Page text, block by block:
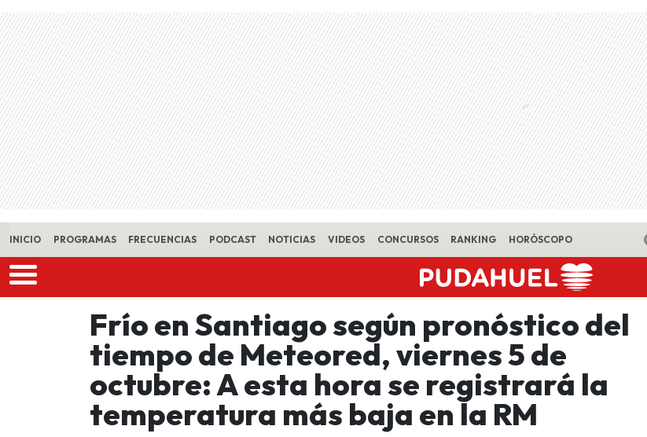
Skip to main content
INICIO PROGRAMAS FRECUENCIAS PODCAST NOTICIAS VIDEOS CONCURSOS RANKING HORÓSCOPO
Frío en Santiago según pronóstico del
tiempo de Meteored, viernes 5 de
octubre: A esta hora se registrará la
temperatura más baja en la RM